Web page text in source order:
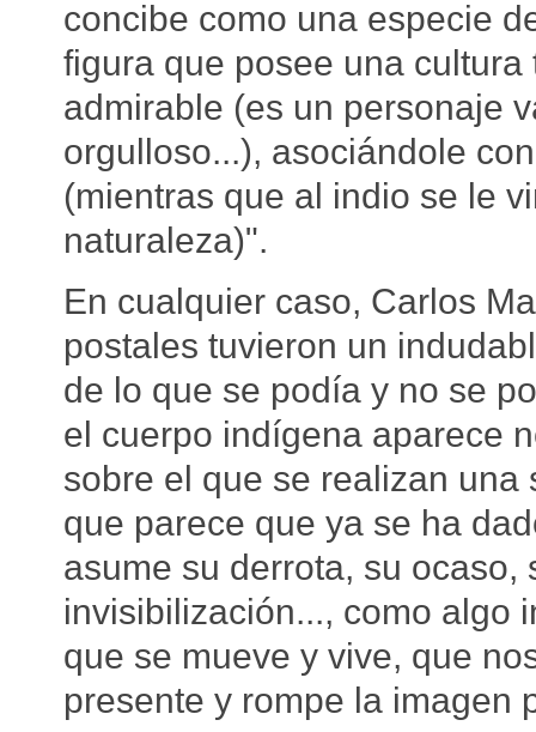
concibe como una especie
figura que posee una
admirable (es un personaje
orgulloso...), asociándole
(mientras que al indio se le
naturaleza)".
En cualquier caso, Carlos
postales tuvieron un
de lo que se podía y no se
el cuerpo indígena aparece
sobre el que se realizan
que parece que ya se ha
asume su derrota, su
invisibilización..., como algo
que se mueve y vive, que
presente y rompe la imagen